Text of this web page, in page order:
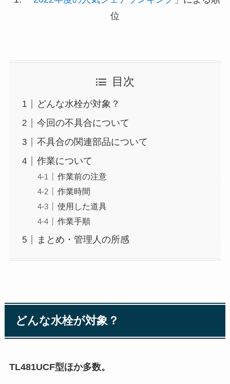
位
目次
どんな水栓が対象？
今回の不具合について
不具合の関連部品について
作業について
作業前の注意
作業時間
使用した道具
作業手順
まとめ・管理人の所感
どんな水栓が対象？
TL481UCF型ほか多数。